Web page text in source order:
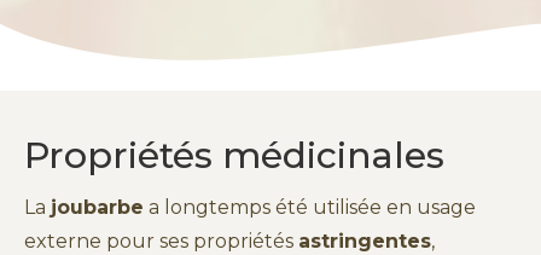
Propriétés médicinales
La joubarbe a longtemps été utilisée en usage
externe pour ses propriétés astringentes,